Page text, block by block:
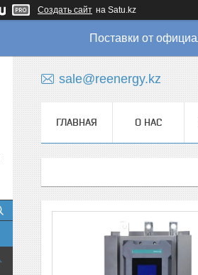
Создать сайт на Satu.kz
Поставки от
sale@reenergy.kz
ГЛАВНАЯ О НАС